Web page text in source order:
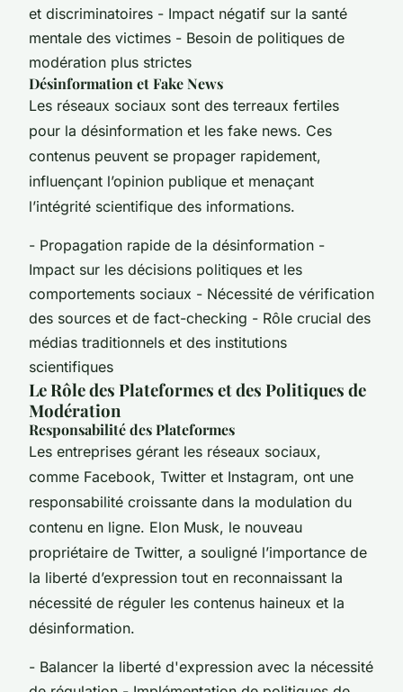
et discriminatoires - Impact négatif sur la santé
mentale des victimes - Besoin de politiques de
modération plus strictes
Désinformation et Fake News
Les réseaux sociaux sont des terreaux fertiles
pour la désinformation et les fake news. Ces
contenus peuvent se propager rapidement,
influençant l’opinion publique et menaçant
l’intégrité scientifique des informations.
- Propagation rapide de la désinformation -
Impact sur les décisions politiques et les
comportements sociaux - Nécessité de vérification
des sources et de fact-checking - Rôle crucial des
médias traditionnels et des institutions
scientifiques
Le Rôle des Plateformes et des Politiques de
Modération
Responsabilité des Plateformes
Les entreprises gérant les réseaux sociaux,
comme Facebook, Twitter et Instagram, ont une
responsabilité croissante dans la modulation du
contenu en ligne. Elon Musk, le nouveau
propriétaire de Twitter, a souligné l’importance de
la liberté d’expression tout en reconnaissant la
nécessité de réguler les contenus haineux et la
désinformation.
- Balancer la liberté d'expression avec la nécessité